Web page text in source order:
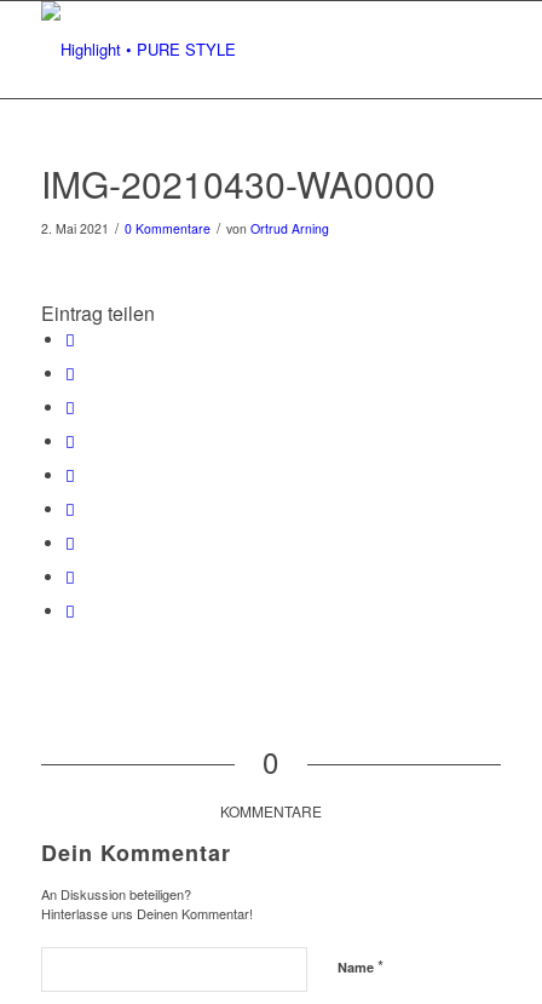
IMG-20210430-WA0000
2. Mai 2021 / 0 Kommentare / von Ortrud Arning
Eintrag teilen
0
KOMMENTARE
Dein Kommentar
An Diskussion beteiligen?
Hinterlasse uns Deinen Kommentar!
Name *